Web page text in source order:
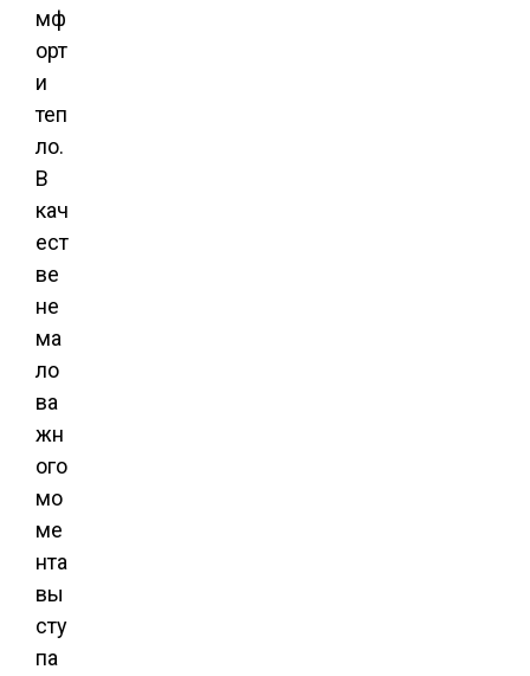
мф
орт
и
теп
ло.
В
кач
ест
ве
не
ма
ло
ва
жн
ого
мо
ме
нта
вы
сту
па